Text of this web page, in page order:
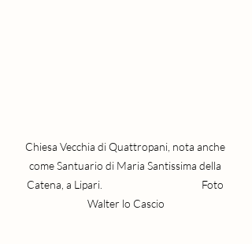
Chiesa Vecchia di Quattropani, nota anche
come Santuario di Maria Santissima della
Catena, a Lipari.                                          Foto
Walter lo Cascio